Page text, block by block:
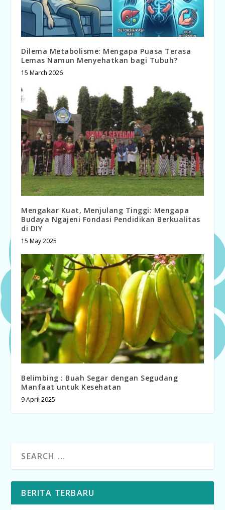
Dilema Metabolisme: Mengapa Puasa Terasa
Lemas Namun Menyehatkan bagi Tubuh?
15 March 2026
Mengakar Kuat, Menjulang Tinggi: Mengapa
Budaya Ngajeni Fondasi Pendidikan Berkualitas
di DIY
15 May 2025
Belimbing : Buah Segar dengan Segudang
Manfaat untuk Kesehatan
9 April 2025
BERITA TERBARU